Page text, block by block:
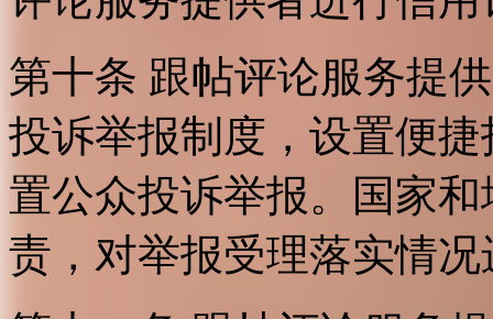
第十条 跟帖评论服务提
投诉举报制度，设置便
置公众投诉举报。国家
责，对举报受理落实情